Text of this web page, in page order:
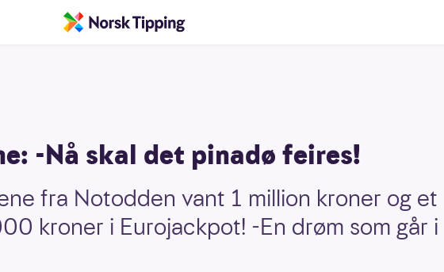
-Nå skal det pinadø feires!
fra Notodden vant 1 million kroner og et
kroner i Eurojackpot! -En drøm som går i